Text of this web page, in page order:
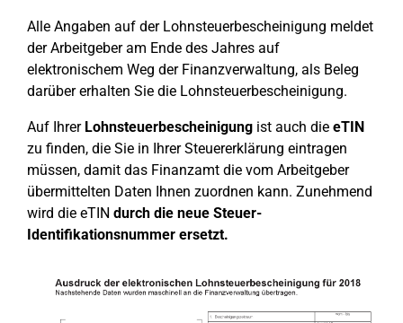
Alle Angaben auf der Lohnsteuerbescheinigung meldet
der Arbeitgeber am Ende des Jahres auf
elektronischem Weg der Finanzverwaltung, als Beleg
darüber erhalten Sie die Lohnsteuerbescheinigung.
Auf Ihrer Lohnsteuerbescheinigung ist auch die eTIN
zu finden, die Sie in Ihrer Steuererklärung eintragen
müssen, damit das Finanzamt die vom Arbeitgeber
übermittelten Daten Ihnen zuordnen kann. Zunehmend
wird die eTIN durch die neue Steuer-
Identifikationsnummer ersetzt.